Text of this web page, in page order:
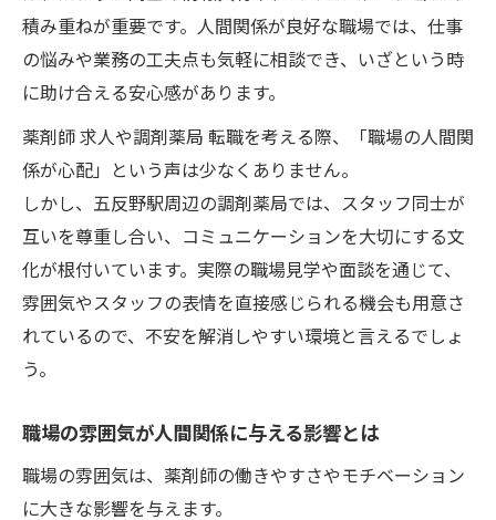
談
患者対応で求められる人間関係スキル解説
キャリアアップに直結する人間関係構築術
人間関係重視の薬剤師職場で成長する方法
人間関係が輝く現場に転職したい薬剤師へ
人間関係に配慮した転職先の選び方
安心できる職場環境の特徴をチェック
転職で叶える理想の人間関係づくり
調剤薬局で実感する人間関係の魅力
説
人間関係が成長に直結する職場の特徴
積み重ねが重要です。人間関係が良好な職場では、仕事
の悩みや業務の工夫点も気軽に相談でき、いざという時
に助け合える安心感があります。
薬剤師 求人や調剤薬局 転職を考える際、「職場の人間関
係が心配」という声は少なくありません。
しかし、五反野駅周辺の調剤薬局では、スタッフ同士が
互いを尊重し合い、コミュニケーションを大切にする文
化が根付いています。実際の職場見学や面談を通じて、
雰囲気やスタッフの表情を直接感じられる機会も用意さ
れているので、不安を解消しやすい環境と言えるでしょ
う。
職場の雰囲気が人間関係に与える影響とは
職場の雰囲気は、薬剤師の働きやすさやモチベーション
に大きな影響を与えます。